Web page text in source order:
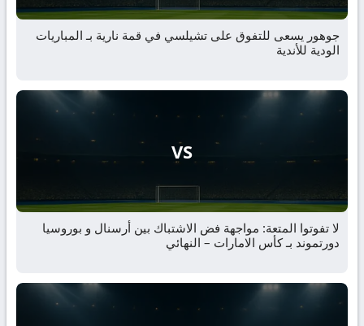
جوهور يسعى للتفوق على تشيلسي في قمة نارية بـ المباريات
الودية للأندية
VS
لا تفوتوا المتعة: مواجهة فض الاشتباك بين أرسنال و بوروسيا
دورتموند بـ كأس الامارات – النهائي